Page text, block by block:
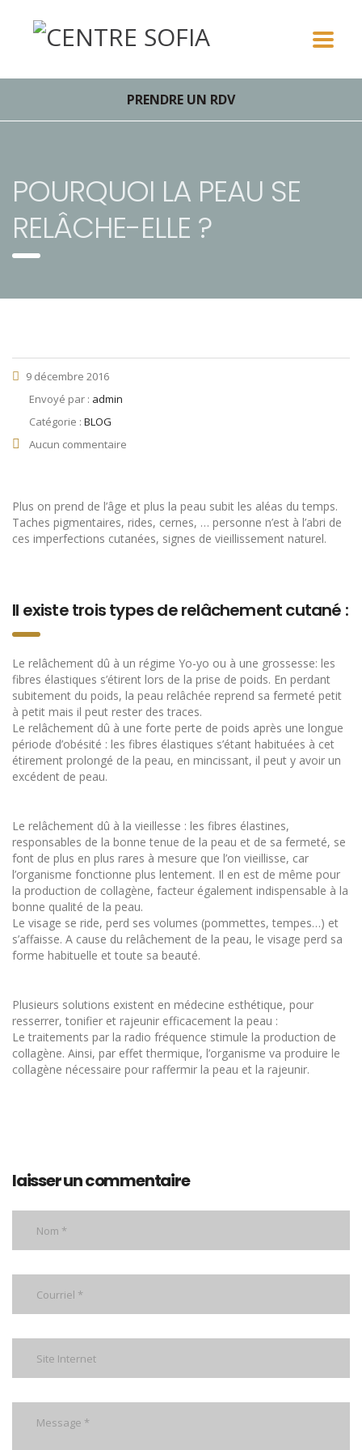
PRENDRE UN RDV
POURQUOI LA PEAU SE
RELÂCHE-ELLE ?
9 décembre 2016
Envoyé par : admin
Catégorie : BLOG
Aucun commentaire
Plus on prend de l’âge et plus la peau subit les aléas du temps.
Taches pigmentaires, rides, cernes, … personne n’est à l’abri de
ces imperfections cutanées, signes de vieillissement naturel.
Il existe trois types de relâchement cutané :
Le relâchement dû à un régime Yo-yo ou à une grossesse: les
fibres élastiques s’étirent lors de la prise de poids. En perdant
subitement du poids, la peau relâchée reprend sa fermeté petit
à petit mais il peut rester des traces.
Le relâchement dû à une forte perte de poids après une longue
période d’obésité : les fibres élastiques s’étant habituées à cet
étirement prolongé de la peau, en mincissant, il peut y avoir un
excédent de peau.
Le relâchement dû à la vieillesse : les fibres élastines,
responsables de la bonne tenue de la peau et de sa fermeté, se
font de plus en plus rares à mesure que l’on vieillisse, car
l’organisme fonctionne plus lentement. Il en est de même pour
la production de collagène, facteur également indispensable à la
bonne qualité de la peau.
Le visage se ride, perd ses volumes (pommettes, tempes…) et
s’affaisse. A cause du relâchement de la peau, le visage perd sa
forme habituelle et toute sa beauté.
Plusieurs solutions existent en médecine esthétique, pour
resserrer, tonifier et rajeunir efficacement la peau :
Le traitements par la radio fréquence stimule la production de
collagène. Ainsi, par effet thermique, l’organisme va produire le
collagène nécessaire pour raffermir la peau et la rajeunir.
laisser un commentaire